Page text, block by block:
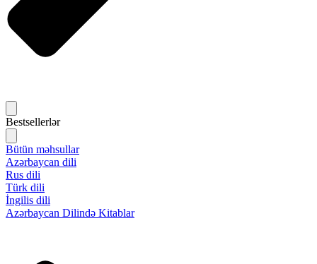
Bestsellerlər
Bütün məhsullar
Azərbaycan dili
Rus dili
Türk dili
İngilis dili
Azərbaycan Dilində Kitablar